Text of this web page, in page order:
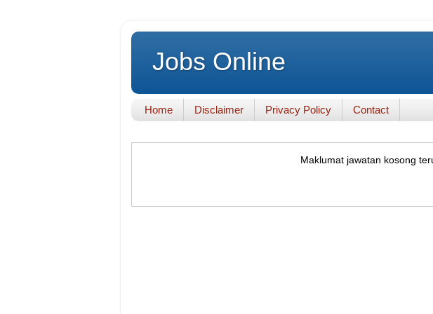
Jobs Online
Home Disclaimer Privacy Policy Contact
Maklumat jawatan kosong